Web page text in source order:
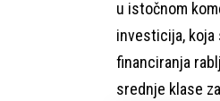
u istočnom
investicija, koja
financiranja
srednje klase